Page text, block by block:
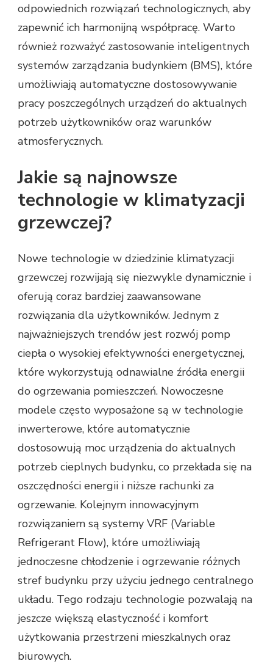
odpowiednich rozwiązań technologicznych, aby
zapewnić ich harmonijną współpracę. Warto
również rozważyć zastosowanie inteligentnych
systemów zarządzania budynkiem (BMS), które
umożliwiają automatyczne dostosowywanie
pracy poszczególnych urządzeń do aktualnych
potrzeb użytkowników oraz warunków
atmosferycznych.
Jakie są najnowsze
technologie w klimatyzacji
grzewczej?
Nowe technologie w dziedzinie klimatyzacji
grzewczej rozwijają się niezwykle dynamicznie i
oferują coraz bardziej zaawansowane
rozwiązania dla użytkowników. Jednym z
najważniejszych trendów jest rozwój pomp
ciepła o wysokiej efektywności energetycznej,
które wykorzystują odnawialne źródła energii
do ogrzewania pomieszczeń. Nowoczesne
modele często wyposażone są w technologie
inwerterowe, które automatycznie
dostosowują moc urządzenia do aktualnych
potrzeb cieplnych budynku, co przekłada się na
oszczędności energii i niższe rachunki za
ogrzewanie. Kolejnym innowacyjnym
rozwiązaniem są systemy VRF (Variable
Refrigerant Flow), które umożliwiają
jednoczesne chłodzenie i ogrzewanie różnych
stref budynku przy użyciu jednego centralnego
układu. Tego rodzaju technologie pozwalają na
jeszcze większą elastyczność i komfort
użytkowania przestrzeni mieszkalnych oraz
biurowych.